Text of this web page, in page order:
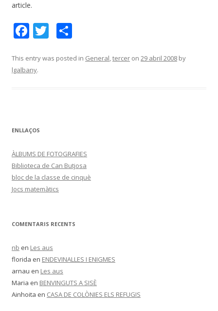
article.
F
e
b
k
T
itt m
This entry was posted in General,tercer on 29 abril 2008 by
lgalbany.
ENLLAÇOS
ÀLBUMS DE FOTOGRAFIES
Biblioteca de Can Butjosa
bloc de la classe de cinquè
Jocs matemàtics
COMENTARIS RECENTS
nb en Les aus
florida en ENDEVINALLES I ENIGMES
arnau en Les aus
Maria en BENVINGUTS A SISÈ
Ainhoita en CASA DE COLÒNIES ELS REFUGIS